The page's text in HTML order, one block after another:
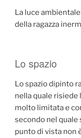
La luce
della ragazza
Lo spazio
Lo spazio dipinto
nella quale risiede
molto limitata e
secondo nel quale
punto di vista non